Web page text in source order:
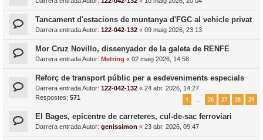
Tancament d'estacions de muntanya d'FGC al vehicle privat
Darrera entrada Autor: 122-042-132 « 09 maig 2026, 23:13
Mor Cruz Novillo, dissenyador de la galeta de RENFE
Darrera entrada Autor: Metring « 02 maig 2026, 14:58
Reforç de transport públic per a esdeveniments especials
Darrera entrada Autor: 122-042-132 « 24 abr. 2026, 14:27
Respostes: 571 1 26 27 28 29
El Bages, epicentre de carreteres, cul-de-sac ferroviari
Darrera entrada Autor: genissimon « 23 abr. 2026, 09:47